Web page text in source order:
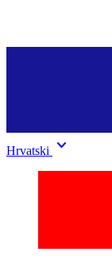
Hrvatski keyboard_arrow_down